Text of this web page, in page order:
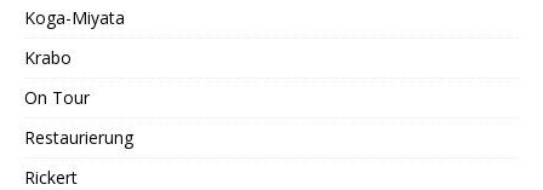
Koga-Miyata
Krabo
On Tour
Restaurierung
Rickert